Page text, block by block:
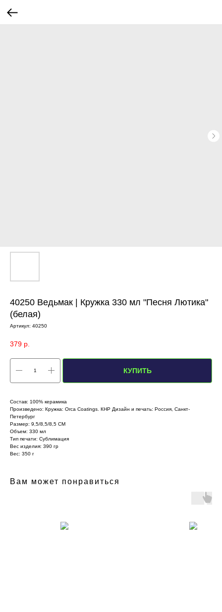
40250 Ведьмак | Кружка 330 мл "Песня Лютика"
(белая)
Артикул: 40250
379 р.
КУПИТЬ
Состав: 100% керамика
Произведено: Кружка: Orca Coatings. КНР Дизайн и печать: Россия, Санкт-
Петербург
Размер: 9,5/8,5/8,5 СМ
Объем: 330 мл
Тип печати: Сублимация
Вес изделия: 390 гр
Вес: 350 г
Вам может понравиться